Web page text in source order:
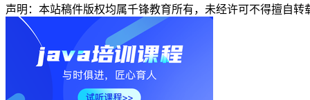
声明：本站稿件版权均属千锋教育所有，未经许可不得擅自转